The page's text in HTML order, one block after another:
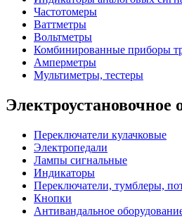
Частотомеры
Ваттметры
Вольтметры
Комбинированные приборы
Амперметры
Мультиметры, тестеры
Электроустановочное
Переключатели кулачковые
Электропедали
Лампы сигнальные
Индикаторы
Переключатели, тумблеры,
Кнопки
Антивандальное